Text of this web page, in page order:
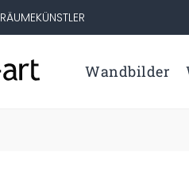
RÄUMEKÜNSTLER
Wandbilder